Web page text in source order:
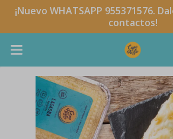
¡Nuevo WHATSAPP 955371576.
contactos!